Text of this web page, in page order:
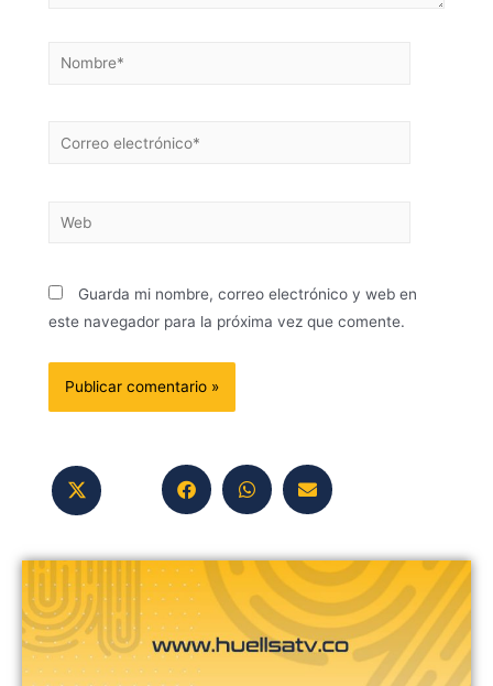
Guarda mi nombre, correo electrónico y web en
este navegador para la próxima vez que comente.